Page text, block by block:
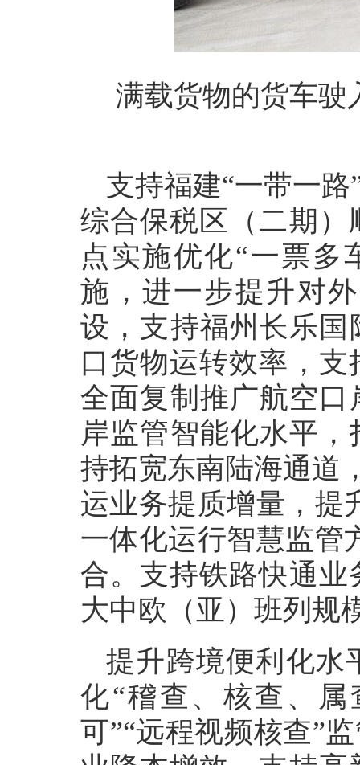
满载货物的货车驶
支持福建“一带一
综合保税区（二期
点实施优化“一票多
施，进一步提升对
设，支持福州长乐国
口货物运转效率，
全面复制推广航空口
岸监管智能化水平
持拓宽东南陆海通道
运业务提质增量，提
一体化运行智慧监管
合。支持铁路快通
大中欧（亚）班列规
提升跨境便利化水
化“稽查、核查、
可”“远程视频核查”